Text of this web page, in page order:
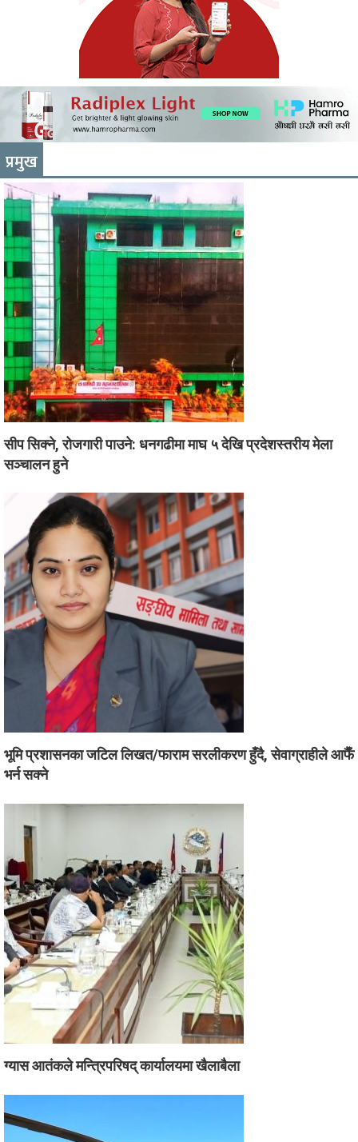
प्रमुख
सीप सिक्ने, रोजगारी पाउने: धनगढीमा माघ ५ देखि प्रदेशस्तरीय मेला
सञ्चालन हुने
भूमि प्रशासनका जटिल लिखत/फाराम सरलीकरण हुँदै, सेवाग्राहीले आफैँ
भर्न सक्ने
ग्यास आतंकले मन्त्रिपरिषद् कार्यालयमा खैलाबैला